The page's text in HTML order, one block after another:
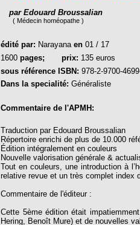
par Edouard Broussalian
( Médecin homéopathe )
édité par: Narayanaen01 / 17
1600pages; prix: 135 euros
sous référence ISBN:978-2-9700-
Dans la specialité:Généraliste
Commentaire de l'APMH:
Traduction par Edouard Broussalian
Répertoire enrichi de plus de 10.000
Édition intégralement en couleurs
Nouvelle valorisation générale &
Tout en couleurs, une introduction à
relative revue et un très complet index
Commentaire de l'éditeur :
Cette 5ème édition était
Hering, Benoît Mure) et de nouvelles